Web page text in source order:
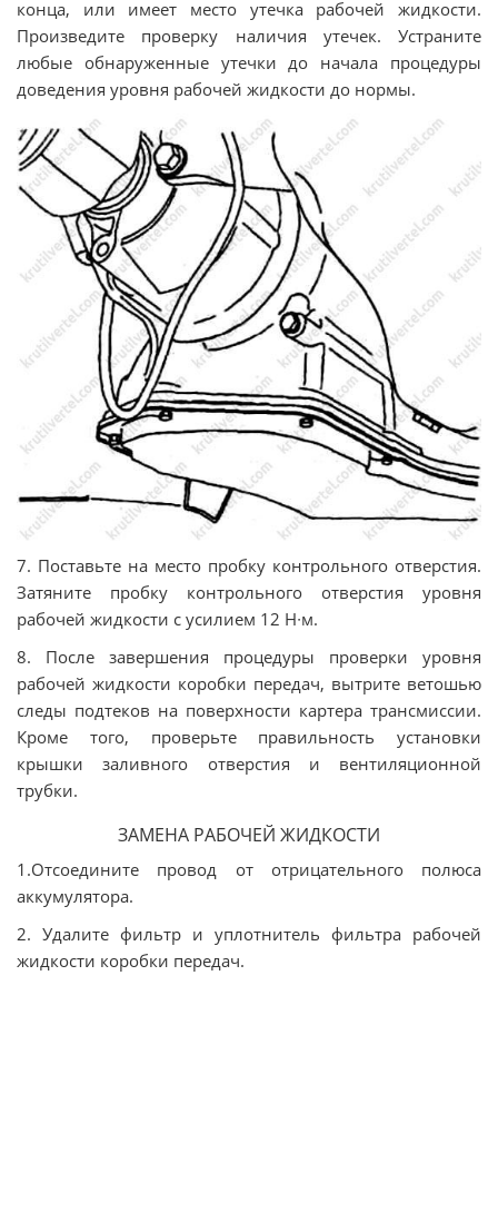
конца, или имеет место утечка рабочей жидкости.
Произведите проверку наличия утечек. Устраните
любые обнаруженные утечки до начала процедуры
доведения уровня рабочей жидкости до нормы.
7. Поставьте на место пробку контрольного отверстия.
Затяните пробку контрольного отверстия уровня
рабочей жидкости с усилием 12 Н∙м.
8. После завершения процедуры проверки уровня
рабочей жидкости коробки передач, вытрите ветошью
следы подтеков на поверхности картера трансмиссии.
Кроме того, проверьте правильность установки
крышки заливного отверстия и вентиляционной
трубки.
ЗАМЕНА РАБОЧЕЙ ЖИДКОСТИ
1.Отсоедините провод от отрицательного полюса
аккумулятора.
2. Удалите фильтр и уплотнитель фильтра рабочей
жидкости коробки передач.